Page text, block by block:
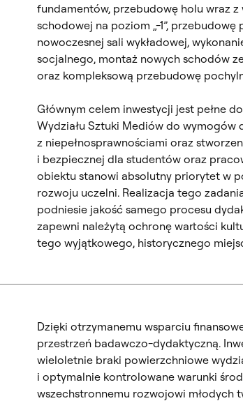
fundamentów, przebudowę holu wraz
schodowej na poziom „-1”,
nowoczesnej sali wykładowej,
socjalnego, montaż nowych schodów
oraz kompleksową przebudowę
Głównym celem inwestycji jest pełne
Wydziału Sztuki Mediów do wymogów
z niepełnosprawnościami oraz
i bezpiecznej dla studentów oraz
obiektu stanowi absolutny priorytet w
rozwoju uczelni. Realizacja tego
podniesie jakość samego procesu
zapewni należytą ochronę wartości
tego wyjątkowego, historycznego
Dzięki otrzymanemu wsparciu
przestrzeń badawczo-dydaktyczną.
wieloletnie braki powierzchniowe
i optymalnie kontrolowane warunki
wszechstronnemu rozwojowi młodych